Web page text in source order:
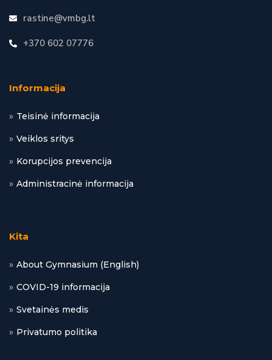
rastine@vmbg.lt
+370 602 07776
Informacija
Teisinė informacija
Veiklos sritys
Korupcijos prevencija
Administracinė informacija
Kita
About Gymnasium (English)
COVID-19 informacija
Svetainės medis
Privatumo politika